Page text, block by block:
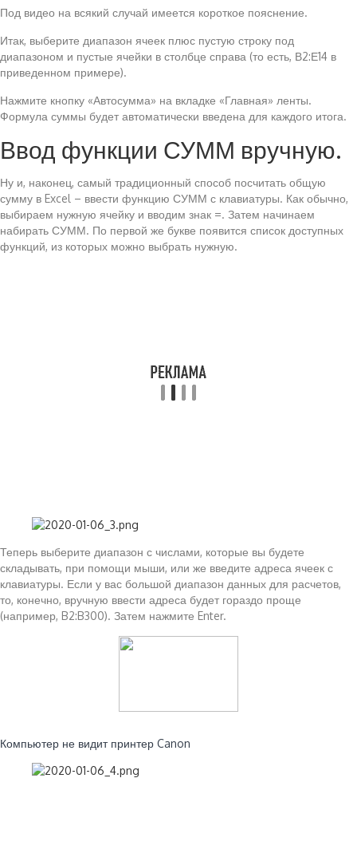
Под видео на всякий случай имеется короткое пояснение.
Итак, выберите диапазон ячеек плюс пустую строку под
диапазоном и пустые ячейки в столбце справа (то есть, В2:Е14 в
приведенном примере).
Нажмите кнопку «Автосумма» на вкладке «Главная» ленты.
Формула суммы будет автоматически введена для каждого итога.
Ввод функции СУММ вручную.
Ну и, наконец, самый традиционный способ посчитать общую
сумму в Excel – ввести функцию СУММ с клавиатуры. Как обычно,
выбираем нужную ячейку и вводим знак =. Затем начинаем
набирать СУММ. По первой же букве появится список доступных
функций, из которых можно выбрать нужную.
Теперь выберите диапазон с числами, которые вы будете
складывать, при помощи мыши, или же введите адреса ячеек с
клавиатуры. Если у вас большой диапазон данных для расчетов,
то, конечно, вручную ввести адреса будет гораздо проще
(например, B2:B300). Затем нажмите Enter.
Компьютер не видит принтер Canon